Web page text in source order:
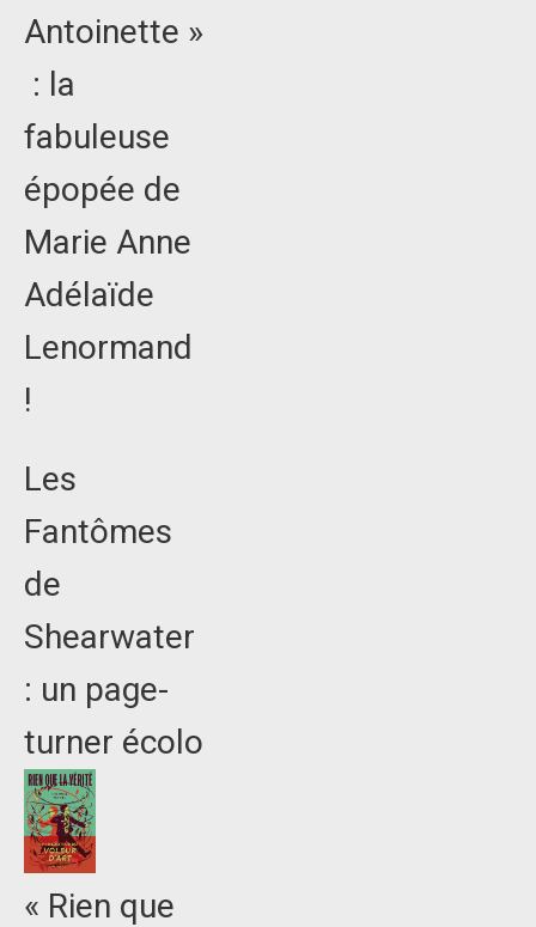
Antoinette »
: la
fabuleuse
épopée de
Marie Anne
Adélaïde
Lenormand
!
Les
Fantômes
de
Shearwater
: un page-
turner écolo
« Rien que